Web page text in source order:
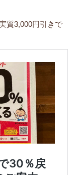
質3,000円引きで